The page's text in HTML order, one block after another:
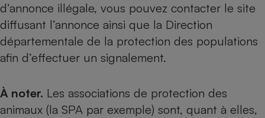
d’annonce illégale, vous pouvez contacter le site
diffusant l’annonce ainsi que la Direction
départementale de la protection des populations
afin d’effectuer un signalement.
À noter. Les associations de protection des
animaux (la SPA par exemple) sont, quant à elles,